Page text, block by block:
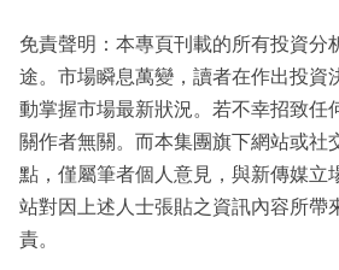
免責聲明：本專頁刊載的所有投資分
途。市場瞬息萬變，讀者在作出投資
動掌握市場最新狀況。若不幸招致任
關作者無關。而本集團旗下網站或社
點，僅屬筆者個人意見，與新傳媒立
站對因上述人士張貼之資訊內容所帶
責。